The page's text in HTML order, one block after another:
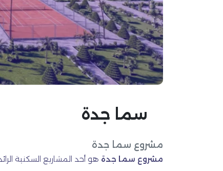
سما جدة
مشروع سما جدة
مشروع سما جدة هو أحد المشاريع السكنية